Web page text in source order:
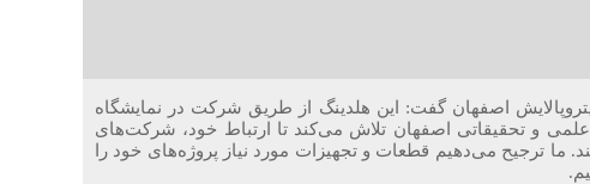
اصفهان گفت: این هلدینگ از طریق شرکت در نمایشگاه
و تحقیقاتی اصفهان تلاش می‌کند تا ارتباط خود، شرکت‌های
ما ترجیح می‌دهیم قطعات و تجهیزات مورد نیاز پروژه‌های خود را